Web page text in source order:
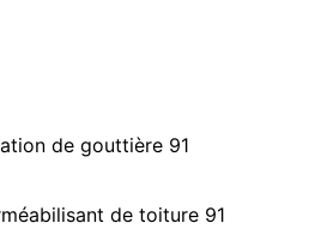
de gouttière 91
de toiture 91